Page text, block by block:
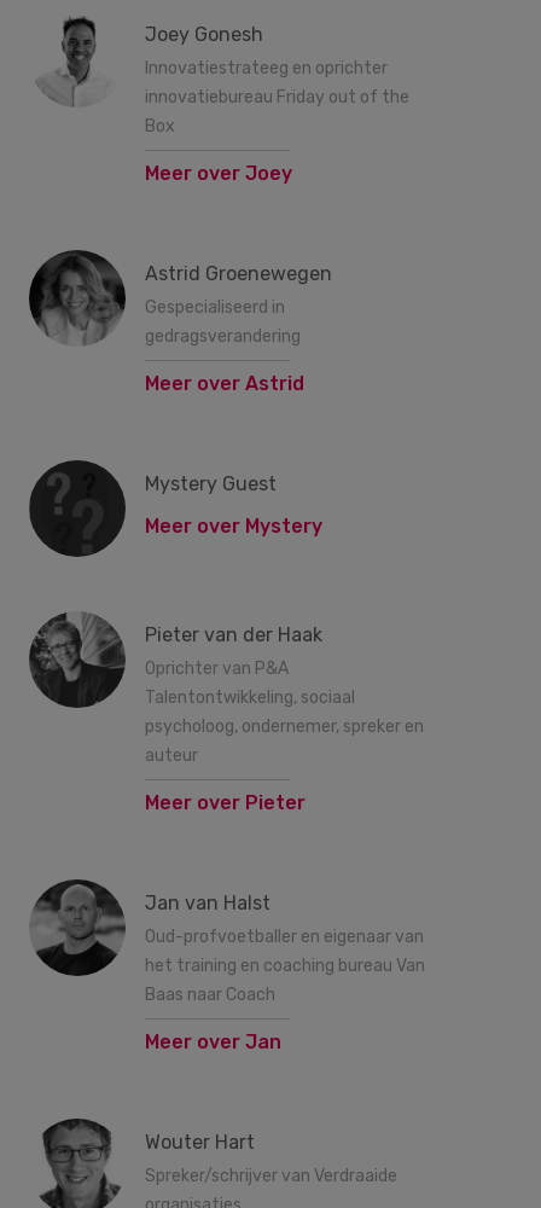
Joey Gonesh
Innovatiestrateeg en oprichter
innovatiebureau Friday out of the
Box
Meer over Joey
Astrid Groenewegen
Gespecialiseerd in
gedragsverandering
Meer over Astrid
Mystery Guest
Meer over Mystery
Pieter van der Haak
Oprichter van P&A
Talentontwikkeling, sociaal
psycholoog, ondernemer, spreker en
auteur
Meer over Pieter
Jan van Halst
Oud-profvoetballer en eigenaar van
het training en coaching bureau Van
Baas naar Coach
Meer over Jan
Wouter Hart
Spreker/schrijver van Verdraaide